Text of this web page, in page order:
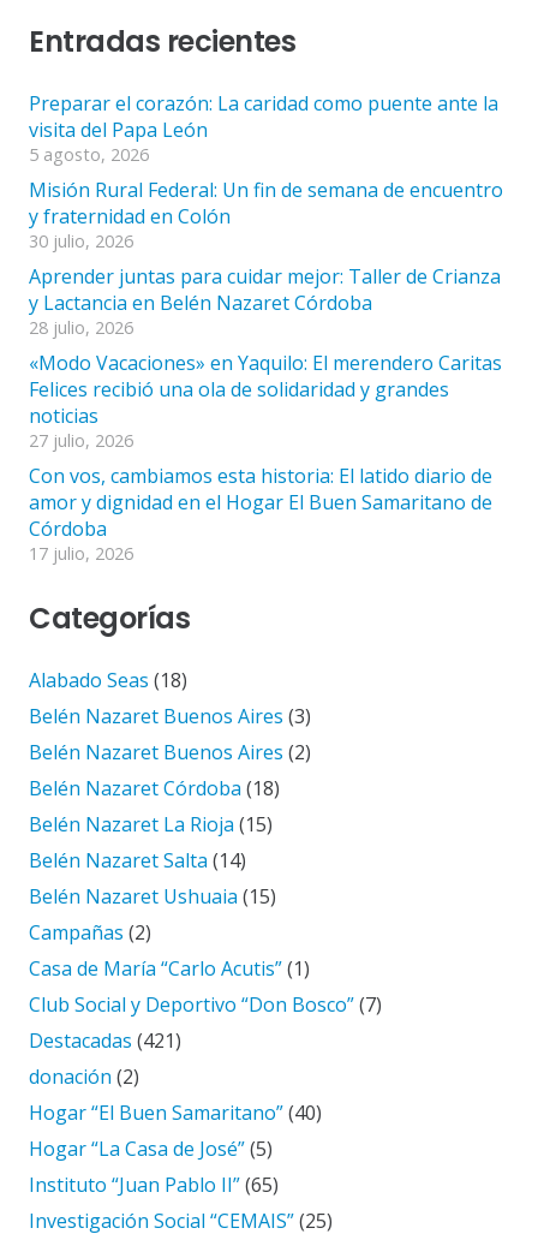
Entradas recientes
Preparar el corazón: La caridad como puente ante la
visita del Papa León
5 agosto, 2026
Misión Rural Federal: Un fin de semana de encuentro
y fraternidad en Colón
30 julio, 2026
Aprender juntas para cuidar mejor: Taller de Crianza
y Lactancia en Belén Nazaret Córdoba
28 julio, 2026
«Modo Vacaciones» en Yaquilo: El merendero Caritas
Felices recibió una ola de solidaridad y grandes
noticias
27 julio, 2026
Con vos, cambiamos esta historia: El latido diario de
amor y dignidad en el Hogar El Buen Samaritano de
Córdoba
17 julio, 2026
Categorías
Alabado Seas (18)
Belén Nazaret Buenos Aires (3)
Belén Nazaret Buenos Aires (2)
Belén Nazaret Córdoba (18)
Belén Nazaret La Rioja (15)
Belén Nazaret Salta (14)
Belén Nazaret Ushuaia (15)
Campañas (2)
Casa de María “Carlo Acutis”(1)
Club Social y Deportivo “Don Bosco”(7)
Destacadas (421)
donación (2)
Hogar “El Buen Samaritano”(40)
Hogar “La Casa de José”(5)
Instituto “Juan Pablo II”(65)
Investigación Social “CEMAIS”(25)